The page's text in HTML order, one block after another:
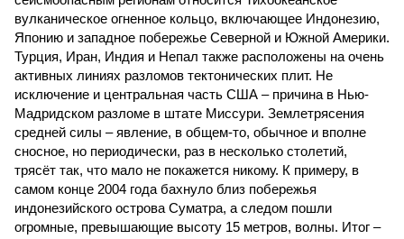
250 тыс. погибших.
На втором месте в рейтинге A-Z Animals как раз цунами. В
этом плане к уязвимым регионам относятся: побережье
Индийского океана, тихо­океанские побережья Японии и
США, а также некоторые районы Карибского бассейна и
Средиземноморья. То есть в зоне риска уже не только
Поднебесная с Индией – не так ли?
«Бронзу» получают извержения супервулканов – «Наша
Версия» уже писалао том, что может случиться, если
окончательно проснётся знаменитый Йеллоустоун. Это
грозит не только уничтожением части Соединённых